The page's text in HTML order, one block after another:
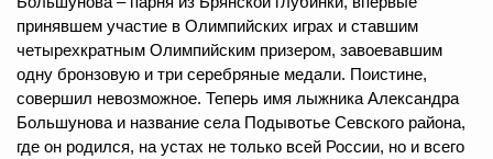
принявшем участие в Олимпийских играх и ставшим
четырехкратным Олимпийским призером, завоевавшим
одну бронзовую и три серебряные медали. Поистине,
совершил невозможное. Теперь имя лыжника Александра
Большунова и название села Подывотье Севского района,
где он родился, на устах не только всей России, но и всего